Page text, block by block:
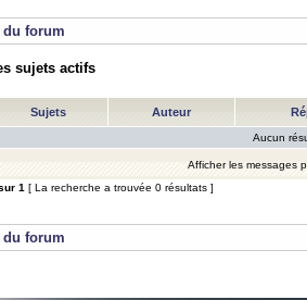
du forum
sujets actifs
Sujets Auteur
Aucun
Afficher les messages
1 [ La recherche a trouvée 0 résultats ]
du forum